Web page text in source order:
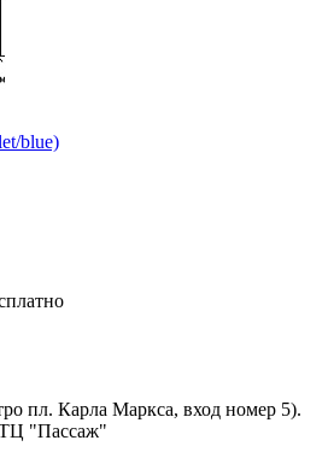
blue)
пл. Карла Маркса, вход номер 5).
"Пассаж"